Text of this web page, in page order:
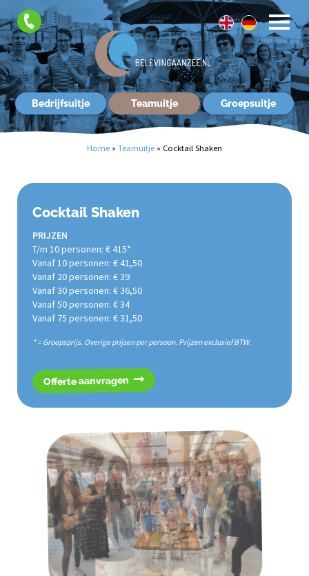
Bedrijfsuitje Teamuitje Groepsuitje
FAQ
Contact
Home » Teamuitje » Cocktail Shaken
Cocktail Shaken
PRIJZEN
T/m 10 personen: € 415*
Vanaf 10 personen: € 41,50
Vanaf 20 personen: € 39
Vanaf 30 personen: € 36,50
Vanaf 50 personen: € 34
Vanaf 75 personen: € 31,50
* = Groepsprijs. Overige prijzen per persoon. Prijzen exclusief BTW.
Offerte aanvragen